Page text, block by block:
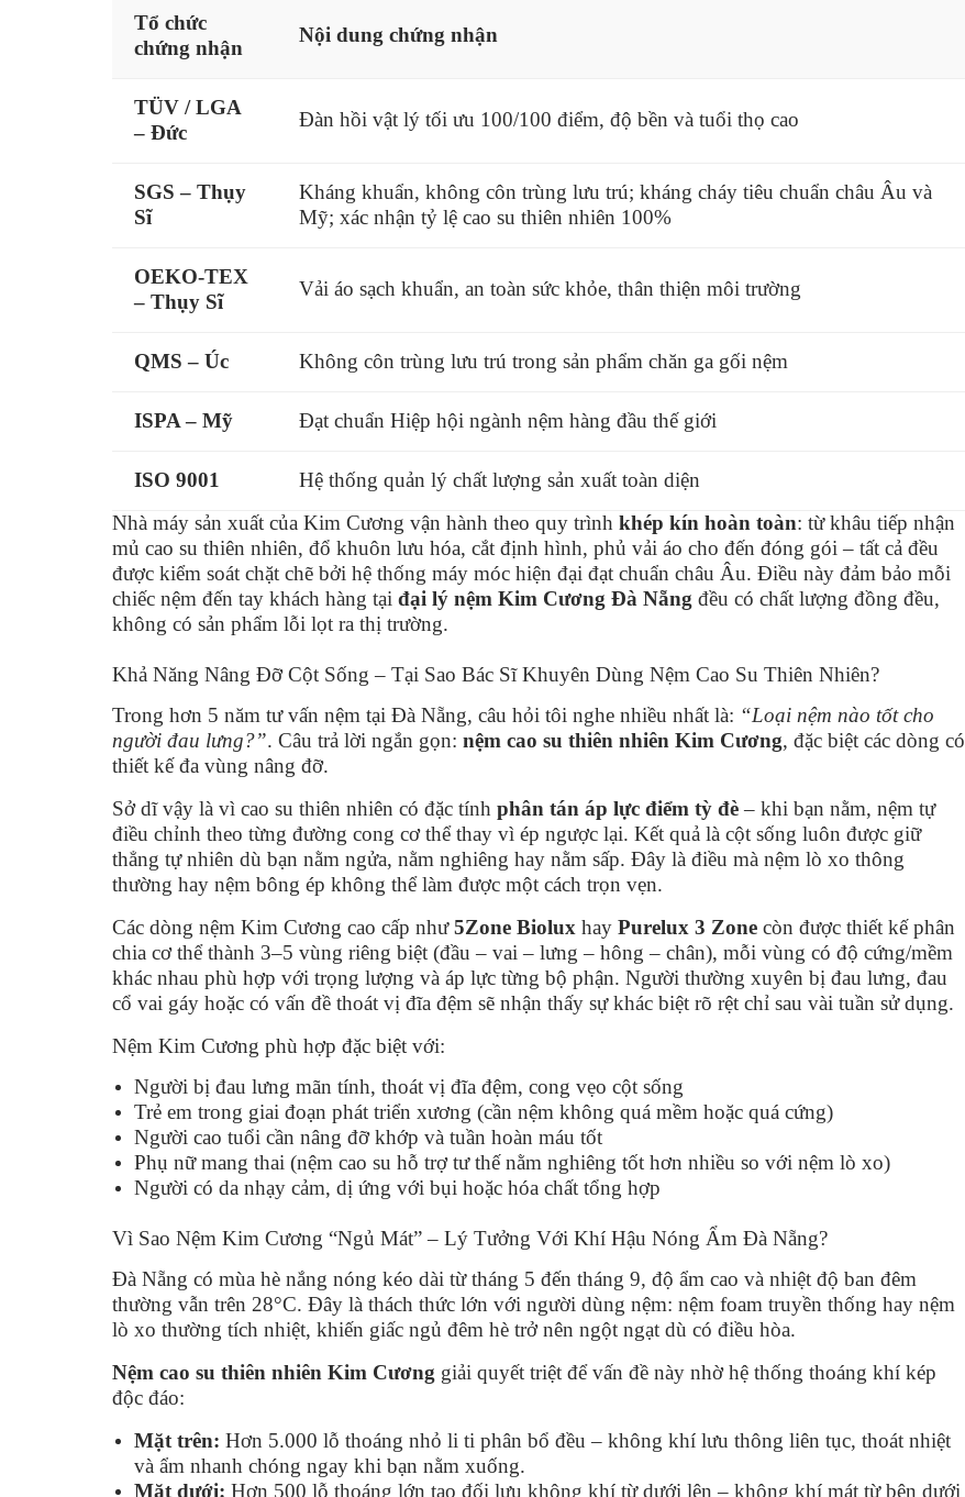
Tổ chức
chứng nhận
Nội dung chứng nhận
TÜV / LGA
– Đức
Đàn hồi vật lý tối ưu 100/100 điểm, độ bền và tuổi thọ cao
SGS – Thụy
Sĩ
Kháng khuẩn, không côn trùng lưu trú; kháng cháy tiêu chuẩn châu Âu và
Mỹ; xác nhận tỷ lệ cao su thiên nhiên 100%
OEKO-TEX
– Thụy Sĩ
Vải áo sạch khuẩn, an toàn sức khỏe, thân thiện môi trường
QMS – Úc Không côn trùng lưu trú trong sản phẩm chăn ga gối nệm
ISPA – Mỹ Đạt chuẩn Hiệp hội ngành nệm hàng đầu thế giới
ISO 9001
Hệ thống quản lý chất lượng sản xuất toàn diện
Nhà máy sản xuất của Kim Cương vận hành theo quy trình khép kín hoàn toàn: từ khâu tiếp nhận
mủ cao su thiên nhiên, đổ khuôn lưu hóa, cắt định hình, phủ vải áo cho đến đóng gói – tất cả đều
được kiểm soát chặt chẽ bởi hệ thống máy móc hiện đại đạt chuẩn châu Âu. Điều này đảm bảo mỗi
chiếc nệm đến tay khách hàng tại đại lý nệm Kim Cương Đà Nẵng đều có chất lượng đồng đều,
không có sản phẩm lỗi lọt ra thị trường.
Khả Năng Nâng Đỡ Cột Sống – Tại Sao Bác Sĩ Khuyên Dùng Nệm Cao Su Thiên Nhiên?
Trong hơn 5 năm tư vấn nệm tại Đà Nẵng, câu hỏi tôi nghe nhiều nhất là: “Loại nệm nào tốt cho
người đau lưng?”. Câu trả lời ngắn gọn: nệm cao su thiên nhiên Kim Cương, đặc biệt các dòng có
thiết kế đa vùng nâng đỡ.
Sở dĩ vậy là vì cao su thiên nhiên có đặc tính phân tán áp lực điểm tỳ đè– khi bạn nằm, nệm tự
điều chỉnh theo từng đường cong cơ thể thay vì ép ngược lại. Kết quả là cột sống luôn được giữ
thẳng tự nhiên dù bạn nằm ngửa, nằm nghiêng hay nằm sấp. Đây là điều mà nệm lò xo thông
thường hay nệm bông ép không thể làm được một cách trọn vẹn.
Các dòng nệm Kim Cương cao cấp như5Zone Biolux hay Purelux 3 Zone còn được thiết kế phân
chia cơ thể thành 3–5 vùng riêng biệt (đầu – vai – lưng – hông – chân), mỗi vùng có độ cứng/mềm
khác nhau phù hợp với trọng lượng và áp lực từng bộ phận. Người thường xuyên bị đau lưng, đau
cổ vai gáy hoặc có vấn đề thoát vị đĩa đệm sẽ nhận thấy sự khác biệt rõ rệt chỉ sau vài tuần sử dụng.
Nệm Kim Cương phù hợp đặc biệt với:
Người bị đau lưng mãn tính, thoát vị đĩa đệm, cong vẹo cột sống
Trẻ em trong giai đoạn phát triển xương (cần nệm không quá mềm hoặc quá cứng)
Người cao tuổi cần nâng đỡ khớp và tuần hoàn máu tốt
Phụ nữ mang thai (nệm cao su hỗ trợ tư thế nằm nghiêng tốt hơn nhiều so với nệm lò xo)
Người có da nhạy cảm, dị ứng với bụi hoặc hóa chất tổng hợp
Vì Sao Nệm Kim Cương “Ngủ Mát” – Lý Tưởng Với Khí Hậu Nóng Ẩm Đà Nẵng?
Đà Nẵng có mùa hè nắng nóng kéo dài từ tháng 5 đến tháng 9, độ ẩm cao và nhiệt độ ban đêm
thường vẫn trên 28°C. Đây là thách thức lớn với người dùng nệm: nệm foam truyền thống hay nệm
lò xo thường tích nhiệt, khiến giấc ngủ đêm hè trở nên ngột ngạt dù có điều hòa.
Nệm cao su thiên nhiên Kim Cương giải quyết triệt để vấn đề này nhờ hệ thống thoáng khí kép
độc đáo:
Mặt trên: Hơn 5.000 lỗ thoáng nhỏ li ti phân bổ đều – không khí lưu thông liên tục, thoát nhiệt
và ẩm nhanh chóng ngay khi bạn nằm xuống.
Mặt dưới: Hơn 500 lỗ thoáng lớn tạo đối lưu không khí từ dưới lên – không khí mát từ bên dưới